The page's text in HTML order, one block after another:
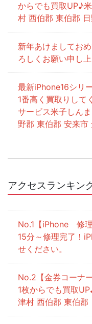
からでも買取UP♪
村 西伯郡 東伯郡
新年あけましてお
ろしくお願い申し上
最新iPhone16シリ
1番高く買取りして
サービス米子しん
野郡 東伯郡 安来市
アクセスランキン
【iPhone 修
15分～修理完了！
せください。
【金券コーナ
1枚からでも買取
津村 西伯郡 東伯郡